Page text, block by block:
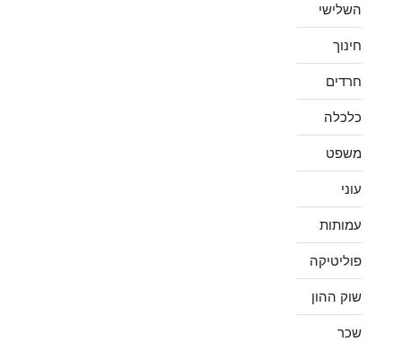
השלישי
חינוך
חרדים
כלכלה
משפט
עוני
עמותות
פוליטיקה
שוק ההון
שכר